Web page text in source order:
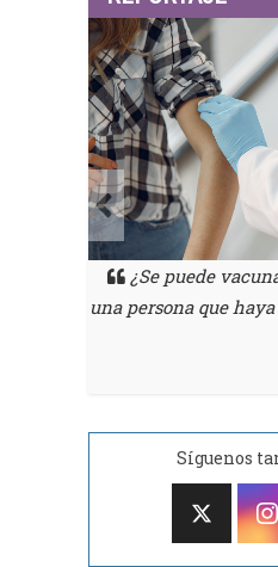
vacunar contra influenza
haya tenido Covid-19?
Síguenos